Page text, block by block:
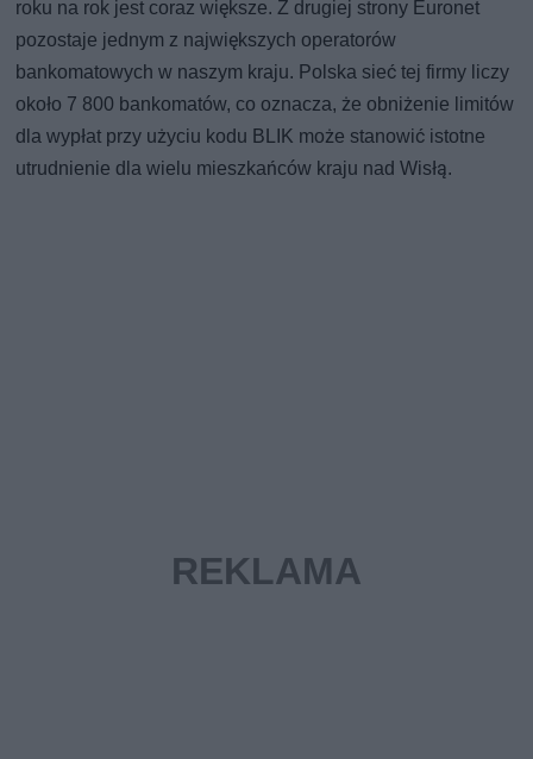
roku na rok jest coraz większe. Z drugiej strony Euronet
pozostaje jednym z największych operatorów
bankomatowych w naszym kraju. Polska sieć tej firmy liczy
około 7 800 bankomatów, co oznacza, że obniżenie limitów
dla wypłat przy użyciu kodu BLIK może stanowić istotne
utrudnienie dla wielu mieszkańców kraju nad Wisłą.